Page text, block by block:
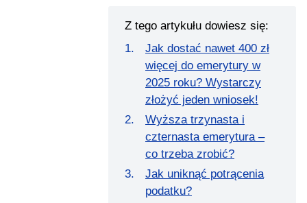
Z tego artykułu dowiesz się:
Jak dostać nawet 400 zł
więcej do emerytury w
2025 roku? Wystarczy
złożyć jeden wniosek!
Wyższa trzynasta i
czternasta emerytura –
co trzeba zrobić?
Jak uniknąć potrącenia
podatku?